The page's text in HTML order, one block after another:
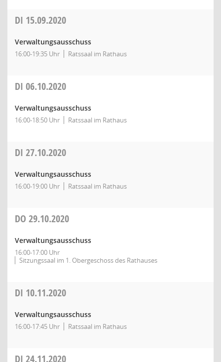
DI 15.09.2020
Verwaltungsausschuss
16:00-19:35 Uhr Ratssaal im Rathaus
DI 06.10.2020
Verwaltungsausschuss
16:00-18:50 Uhr Ratssaal im Rathaus
DI 27.10.2020
Verwaltungsausschuss
16:00-19:00 Uhr Ratssaal im Rathaus
DO 29.10.2020
Verwaltungsausschuss
16:00-17:00 Uhr
Sitzungssaal im 1. Obergeschoss des Rathauses
DI 10.11.2020
Verwaltungsausschuss
16:00-17:45 Uhr Ratssaal im Rathaus
DI 24.11.2020